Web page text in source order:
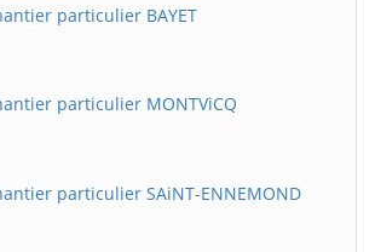
particulier BAYET
particulier MONTViCQ
particulier SAiNT-ENNEMOND